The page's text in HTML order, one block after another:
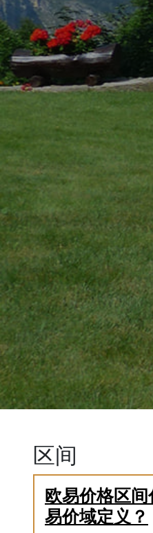
区间
欧易价格区
易价域定义？